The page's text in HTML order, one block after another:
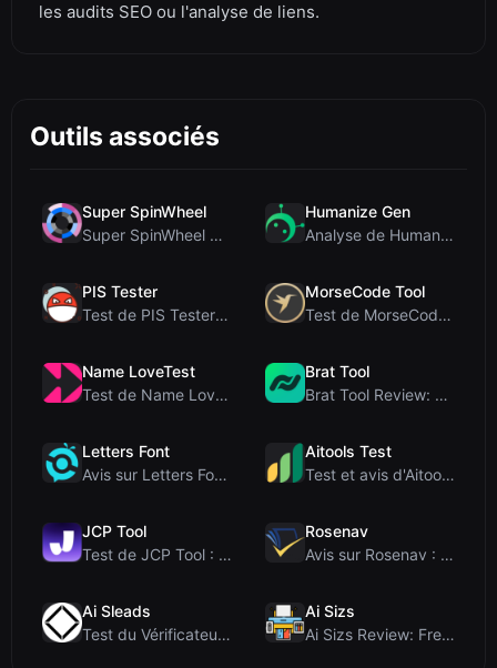
les audits SEO ou l'analyse de liens.
Outils associés
Super SpinWheel
Super SpinWheel Review: A Privacy-First Free Wheel...
Humanize Gen
Analyse de Humanize Gen : Plongée au cœur de cet h...
PIS Tester
Test de PIS Tester : Le quiz d’amitié sans IA qui ...
MorseCode Tool
Test de MorseCode Tool : Convertisseur en ligne gr...
Name LoveTest
Test de Name LoveTest : un calculateur d'amour axé...
Brat Tool
Brat Tool Review: Free Charli XCX Style Brat Text ...
Letters Font
Avis sur Letters Font : Générateur gratuit de poli...
Aitools Test
Test et avis d'Aitools Test : un détecteur d'IA gr...
JCP Tool
Test de JCP Tool : Convertisseur de données côté c...
Rosenav
Avis sur Rosenav : Outil gratuit en ligne de vérif...
Ai Sleads
Test du Vérificateur de Force des Mots de Passe d'...
Ai Sizs
Ai Sizs Review: Free, Private Image Similarity & B...